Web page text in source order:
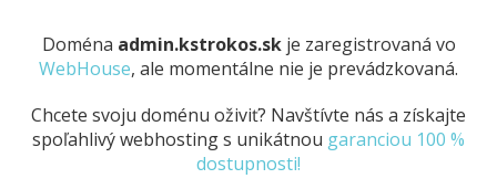
Doména admin.kstrokos.skje zaregistrovaná vo
WebHouse, ale momentálne nie je prevádzkovaná.
Chcete svoju doménu oživiť? Navštívte nás a získajte
spoľahlivý webhosting s unikátnou garanciou 100 %
dostupnosti!